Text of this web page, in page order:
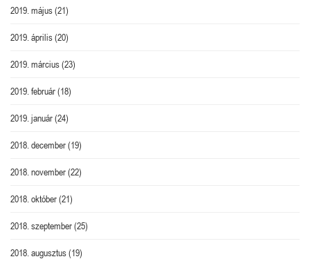
2019. május(21)
2019. április(20)
2019. március(23)
2019. február(18)
2019. január(24)
2018. december(19)
2018. november(22)
2018. október(21)
2018. szeptember(25)
2018. augusztus(19)